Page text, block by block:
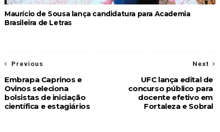
Maurício de Sousa lança candidatura para Academia
Brasileira de Letras
Next
UFC lança edital de
concurso público para
docente efetivo em
Fortaleza e Sobral
Previous
Embrapa Caprinos e
Ovinos seleciona
bolsistas de iniciação
científica e estagiários